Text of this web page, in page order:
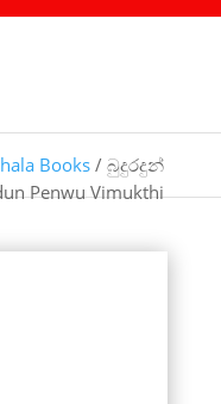
Books/ බුදුරදුන්
Penwu Vimukthi